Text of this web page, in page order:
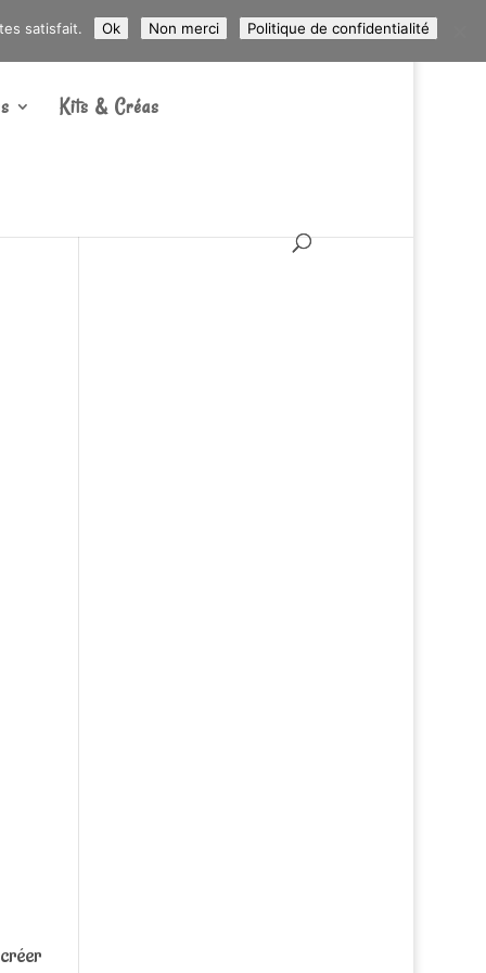
ARTICLES 0
Kits & Créas
satisfait. Ok Non merci Politique de confidentialité